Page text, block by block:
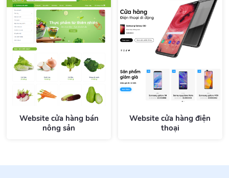
Website cửa hàng bán
nông sản
Website cửa hàng điện
thoại